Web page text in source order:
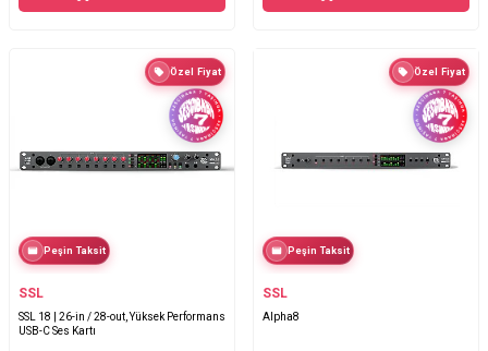
Özel Fiyat
Peşin Taksit
SSL
SSL 18 | 26-in / 28-out, Yüksek Performans
USB-C Ses Kartı
Özel Fiyat
Peşin Taksit
SSL
Alpha8